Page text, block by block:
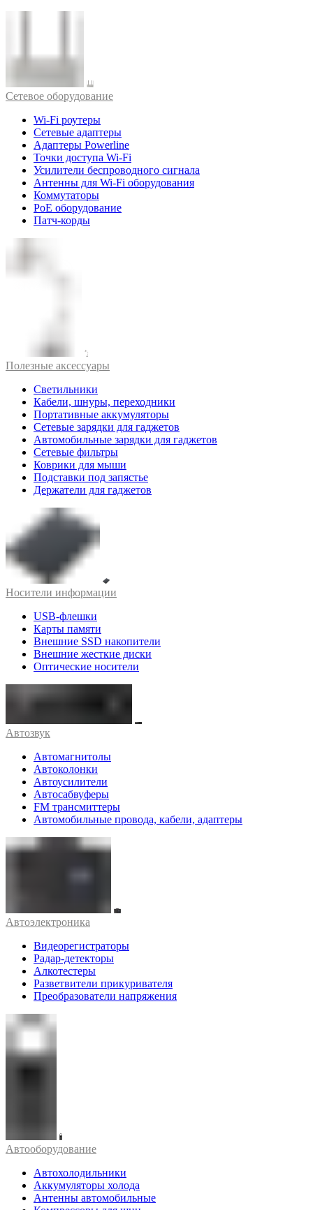
Cетевое оборудование
Wi-Fi роутеры
Сетевые адаптеры
Адаптеры Powerline
Точки доступа Wi-Fi
Усилители беспроводного сигнала
Антенны для Wi-Fi оборудования
Коммутаторы
PoE оборудование
Патч-корды
Полезные аксессуары
Светильники
Кабели, шнуры, переходники
Портативные аккумуляторы
Сетевые зарядки для гаджетов
Автомобильные зарядки для гаджетов
Сетевые фильтры
Коврики для мыши
Подставки под запястье
Держатели для гаджетов
Носители информации
USB-флешки
Карты памяти
Внешние SSD накопители
Внешние жесткие диски
Оптические носители
Автозвук
Автомагнитолы
Автоколонки
Автоусилители
Автосабвуферы
FM трансмиттеры
Автомобильные провода, кабели, адаптеры
Автоэлектроника
Видеорегистраторы
Радар-детекторы
Алкотестеры
Разветвители прикуривателя
Преобразователи напряжения
Автооборудование
Автохолодильники
Аккумуляторы холода
Антенны автомобильные